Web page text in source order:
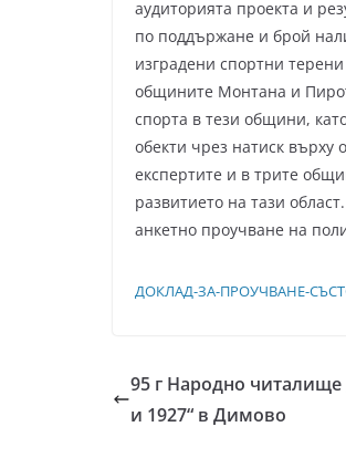
аудиторията проекта и
по поддържане и брой
изградени спортни
общините Монтана и
спорта в тези общини,
обекти чрез натиск върху
експертите и в трите
развитието на тази
анкетно проучване на
ДОКЛАД-ЗА-ПРОУЧВАНЕ-
95 г Народно
и 1927“ в Димово